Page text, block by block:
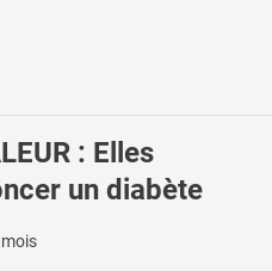
: Elles
un diabète